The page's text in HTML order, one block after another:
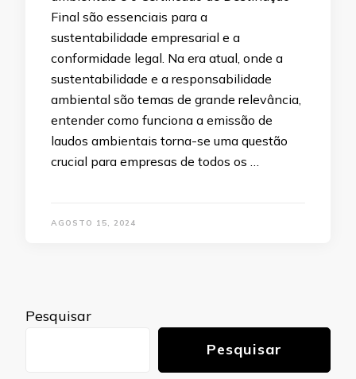
Final são essenciais para a
sustentabilidade empresarial e a
conformidade legal. Na era atual, onde a
sustentabilidade e a responsabilidade
ambiental são temas de grande relevância,
entender como funciona a emissão de
laudos ambientais torna-se uma questão
crucial para empresas de todos os …
AGOSTO 15, 2024
Pesquisar
Pesquisar